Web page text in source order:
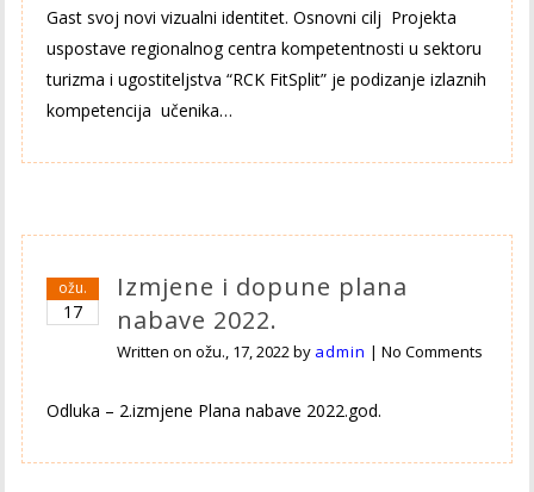
Gast svoj novi vizualni identitet. Osnovni cilj Projekta
uspostave regionalnog centra kompetentnosti u sektoru
turizma i ugostiteljstva “RCK FitSplit” je podizanje izlaznih
kompetencija učenika…
ožu.
17
Izmjene i dopune plana
nabave 2022.
Written onožu., 17, 2022by admin |No Comments
Odluka – 2.izmjene Plana nabave 2022.god.